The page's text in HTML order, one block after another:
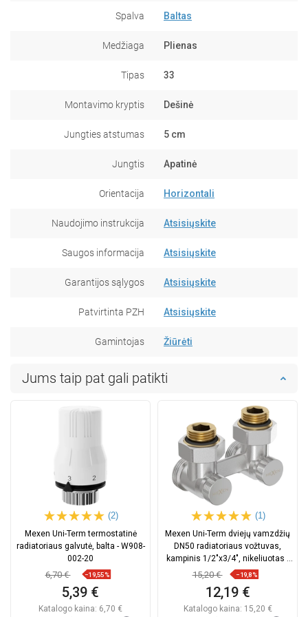
Spalva Baltas
Medžiaga Plienas
Tipas 33
Montavimo kryptis Dešinė
Jungties atstumas 5 cm
Jungtis Apatinė
Orientacija Horizontali
Naudojimo instrukcija Atsisiųskite
Saugos informacija Atsisiųskite
Garantijos sąlygos Atsisiųskite
Patvirtinta PZH Atsisiųskite
Gamintojas Žiūrėti
Jums taip pat gali patikti
(2)
Mexen Uni-Term termostatinė
radiatoriaus galvutė, balta - W908-
002-20
6,70 € −19,55%
5,39 €
Katalogo kaina: 6,70 €
(1)
Mexen Uni-Term dviejų vamzdžių
DN50 radiatoriaus vožtuvas,
kampinis 1/2"x3/4", nikeliuotas -
W911-012-01
15,20 € −19,8%
12,19 €
Katalogo kaina: 15,20 €